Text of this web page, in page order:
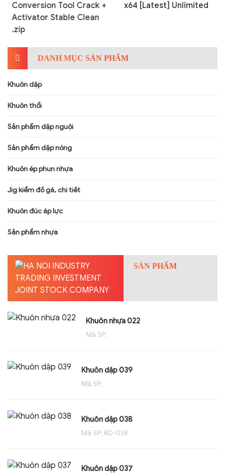
DANH MỤC SẢN PHẨM
Khuôn dập
Khuôn thổi
Sản phẩm dập nguội
Sản phẩm dập nóng
Khuôn ép phun nhựa
Jig kiểm đồ gá, chi tiết
Khuôn đúc áp lực
Sản phẩm nhựa
SẢN PHẨM
Khuôn nhựa 022
Mã SP:
Khuôn dập 039
Mã SP:
Khuôn dập 038
Mã SP: KD-038
Khuôn dập 037
Conversion Tool Crack +
Activator Stable Clean
.zip
x64 [Latest] Unlimited